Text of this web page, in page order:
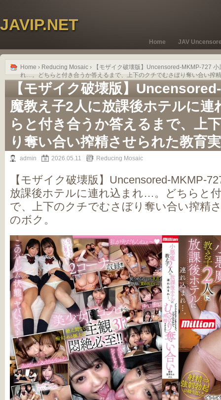
JAVIP.NET
JAV
Home
Home › Reducing Mosaic › 【モザイク破壊版】Uncensored-MKMP-727
れ…。どちらと付き合うか答えるまで、上下のクチでむさぼり奪い合い搾
【モザイク破壊版】
魔教え子2人に放課後ホテルに
らと付き合うか答えるまで、上
り奪い合い搾精させられた教育
admin 2026.05.11 Reducing Mosaic
【モザイク破壊版】Uncensored-MKMP-
放課後ホテルに連れ込まれ…。どちらと
で、上下のクチでむさぼり奪い合い搾精
のボク。